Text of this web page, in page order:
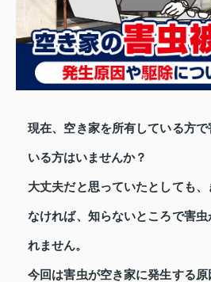
現在、空き家を所有している方
いる方はいませんか？
大丈夫だと思っていたとしても
なければ、知らないところで害
れません。
今回は害虫が空き家に発生する